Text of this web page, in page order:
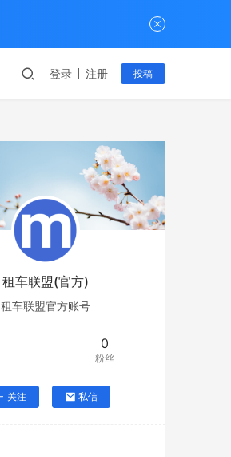
登录 注册 投稿
租车联盟(官方)
租车联盟官方账号
0
粉丝
关注 私信